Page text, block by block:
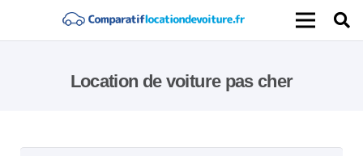
Location de voiture pas cher